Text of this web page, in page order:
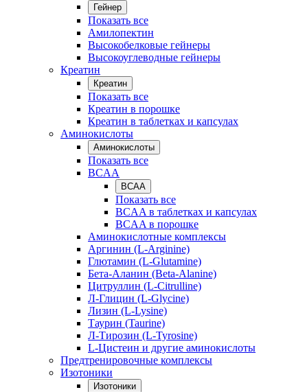
Гейнер
Показать все
Амилопектин
Высокобелковые гейнеры
Высокоуглеводные гейнеры
Креатин
Креатин
Показать все
Креатин в порошке
Креатин в таблетках и капсулах
Аминокислоты
Аминокислоты
Показать все
BCAA
BCAA
Показать все
BCAA в таблетках и капсулах
BCAA в порошке
Аминокислотные комплексы
Аргинин (L-Arginine)
Глютамин (L-Glutamine)
Бета-Аланин (Beta-Alanine)
Цитруллин (L-Citrulline)
Л-Глицин (L-Glycine)
Лизин (L-Lysine)
Таурин (Taurine)
Л-Тирозин (L-Tyrosine)
L-Цистеин и другие аминокислоты
Предтренировочные комплексы
Изотоники
Изотоники